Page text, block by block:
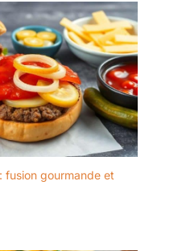
à pizza peut être
au lave-
après utilisation
qui dureront
vie, d'une qualité
idéaux
cadeau et avec un
intemporel
gourmande et